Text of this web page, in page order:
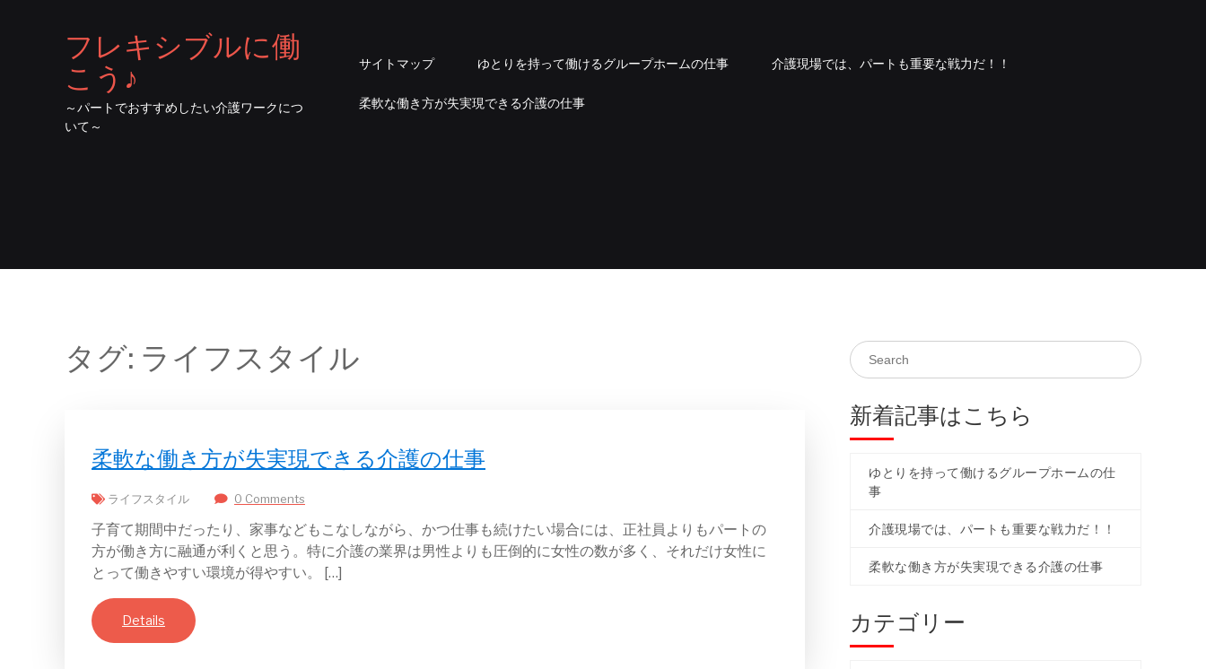
フレキシブルに働
こう♪
～パートでおすすめしたい介護ワークにつ
いて～
サイトマップ ゆとりを持って働けるグループホームの仕事 介護現場では、パートも重要な戦力だ！！
柔軟な働き方が失実現できる介護の仕事
タグ: ライフスタイル
柔軟な働き方が失実現できる介護の仕事
ライフスタイル 0 Comments
子育て期間中だったり、家事などもこなしながら、かつ仕事も続けたい場合には、正社員よりもパートの
方が働き方に融通が利くと思う。特に介護の業界は男性よりも圧倒的に女性の数が多く、それだけ女性に
とって働きやすい環境が得やすい。 […]
Details
新着記事はこちら
ゆとりを持って働けるグループホームの仕
事
介護現場では、パートも重要な戦力だ！！
柔軟な働き方が失実現できる介護の仕事
カテゴリー